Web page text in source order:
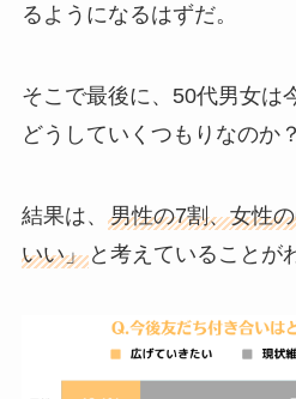
るようになるはずだ。
そこで最後に、50代男女は
どうしていくつもりなのか
結果は、 男性の7割、女性
いい」と考えていることが